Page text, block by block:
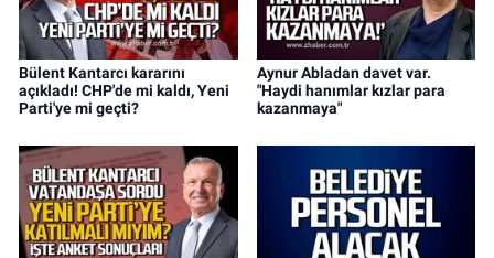
Bülent Kantarcı kararını
açıkladı! CHP'de mi kaldı, Yeni
Parti'ye mi geçti?
Aynur Abladan davet var.
"Haydi hanımlar kızlar para
kazanmaya"